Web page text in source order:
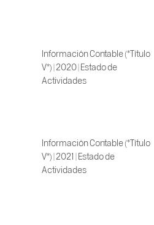
Información Contable (*Título
V*) | 2020 | Estado de
Actividades
Información Contable (*Título
V*) | 2021 | Estado de
Actividades